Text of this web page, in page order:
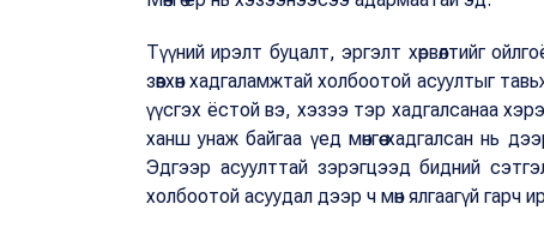
Түүний ирэлт буцалт, эргэлт хөрвөлтийг
зөвхөн хадгаламжтай холбоотой асуултыг
үүсгэх ёстой вэ, хэзээ тэр хадгалсанаа
ханш унаж байгаа үед мөнгөө хадгалсан нь
Эдгээр асуулттай зэрэгцээд бидний
холбоотой асуудал дээр ч мөн ялгаагүй гарч